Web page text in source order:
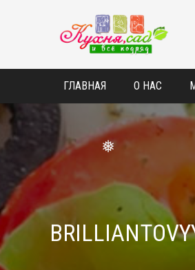
ГЛАВНАЯ О НАС